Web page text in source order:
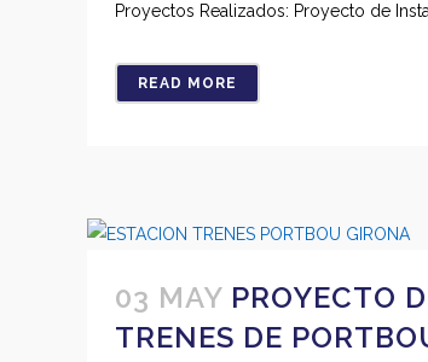
Proyectos Realizados: Proyecto de
READ MORE
03 MAY PROYECTO
TRENES DE